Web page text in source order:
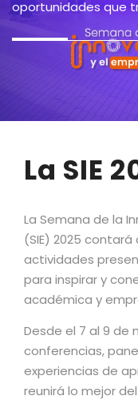
oportunidades que
La SIE
La Semana de la
(SIE) 2025
actividades
para inspirar y
académica y
Desde el 7 al 9 de
conferencias,
experiencias de
reunirá lo mejor